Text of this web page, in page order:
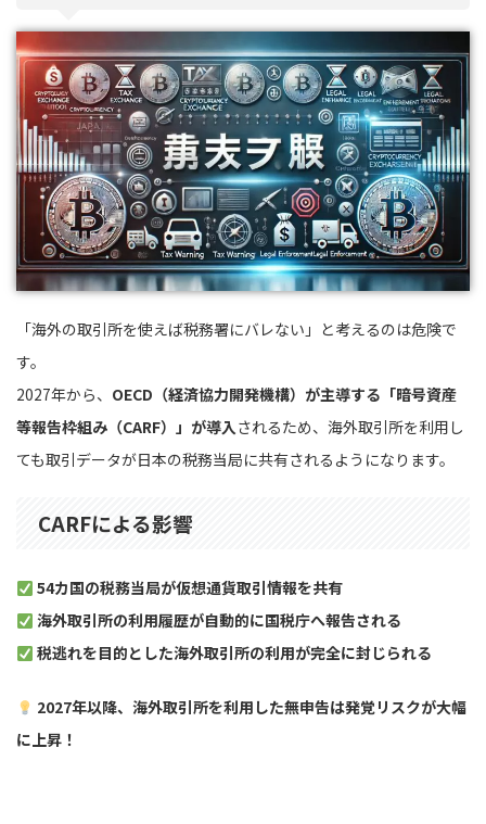
「海外の取引所を使えば税務署にバレない」と考えるのは危険で
す。
2027年から、 OECD（経済協力開発機構）が主導する「暗号資産
等報告枠組み（CARF）」が導入されるため、海外取引所を利用し
ても取引データが日本の税務当局に共有されるようになります。
CARFによる影響
54カ国の税務当局が仮想通貨取引情報を共有
海外取引所の利用履歴が自動的に国税庁へ報告される
税逃れを目的とした海外取引所の利用が完全に封じられる
2027年以降、海外取引所を利用した無申告は発覚リスクが大幅
に上昇！